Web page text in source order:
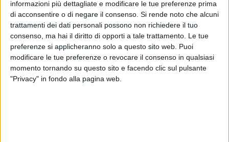
informazioni più dettagliate e modificare le tue preferenze prima
di acconsentire o di negare il consenso. Si rende noto che alcuni
trattamenti dei dati personali possono non richiedere il tuo
consenso, ma hai il diritto di opporti a tale trattamento. Le tue
preferenze si applicheranno solo a questo sito web. Puoi
modificare le tue preferenze o revocare il consenso in qualsiasi
momento tornando su questo sito e facendo clic sul pulsante
"Privacy" in fondo alla pagina web.
BITONTO - 9 LUGLIO 2021
Nuova ondata di caldo su Bitonto: oggi punte
di 36°
BITONTO - 8 LUGLIO 2021
Vaccini: riprendono le somministrazioni per